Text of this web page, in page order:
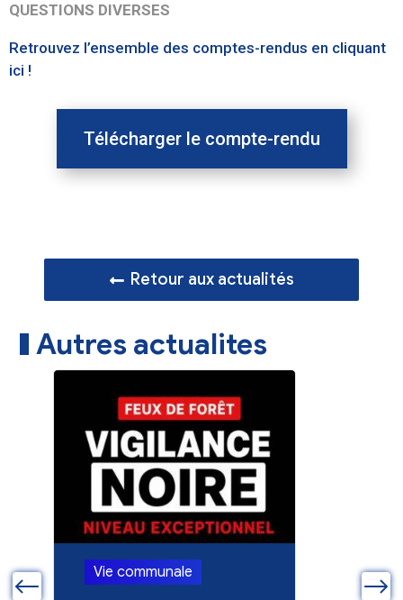
QUESTIONS DIVERSES
Retrouvez l’ensemble des comptes-rendus en cliquant
ici !
Télécharger le compte-rendu
Retour aux actualités
Autres actualites
Vie communale Vie